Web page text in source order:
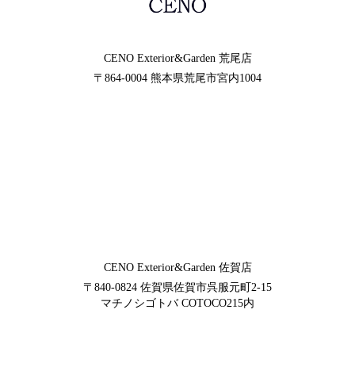
CENO Exterior&Garden荒尾店
〒864-0004 熊本県荒尾市宮内1004
CENO Exterior&Garden佐賀店
〒840-0824 佐賀県佐賀市呉服元町2-15
マチノシゴトバ COTOCO215内